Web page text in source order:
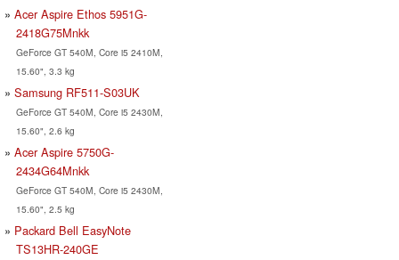
Acer Aspire Ethos 5951G-
2418G75Mnkk
GeForce GT 540M, Core i5 2410M,
15.60", 3.3 kg
Samsung RF511-S03UK
GeForce GT 540M, Core i5 2430M,
15.60", 2.6 kg
Acer Aspire 5750G-
2434G64Mnkk
GeForce GT 540M, Core i5 2430M,
15.60", 2.5 kg
Packard Bell EasyNote
TS13HR-240GE